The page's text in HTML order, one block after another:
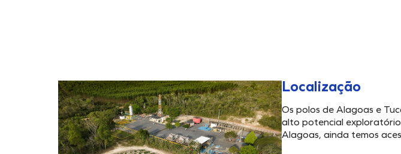
Localização
Os polos de Alagoas e
alto potencial exploratório
Alagoas, ainda temos